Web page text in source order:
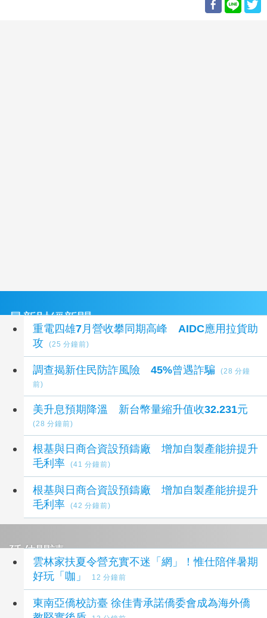
最新財經新聞
重電四雄7月營收攀同期高峰 AIDC應用拉貨助
攻
(25 分鐘前)
調查揭新住民防詐風險 45%曾遇詐騙
(28 分鐘
前)
美升息預期降溫 新台幣量縮升值收32.231元
(28 分鐘前)
根基與日商合資設預鑄廠 增加自製產能拚提升
毛利率
(41 分鐘前)
根基與日商合資設預鑄廠 增加自製產能拚提升
毛利率
(42 分鐘前)
延伸閱讀
雲林家扶夏令營充實不迷「網」！惟仕陪伴暑期
好玩「咖」
12 分鐘前
東南亞僑校訪臺 徐佳青承諾僑委會成為海外僑